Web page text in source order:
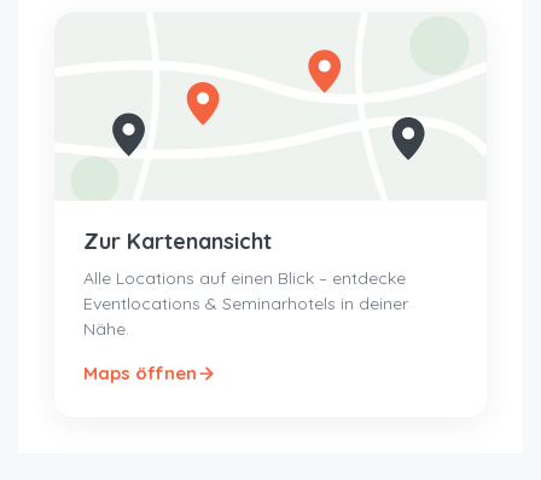
Zur Kartenansicht
Alle Locations auf einen Blick – entdecke
Eventlocations & Seminarhotels in deiner
Nähe.
Maps öffnen